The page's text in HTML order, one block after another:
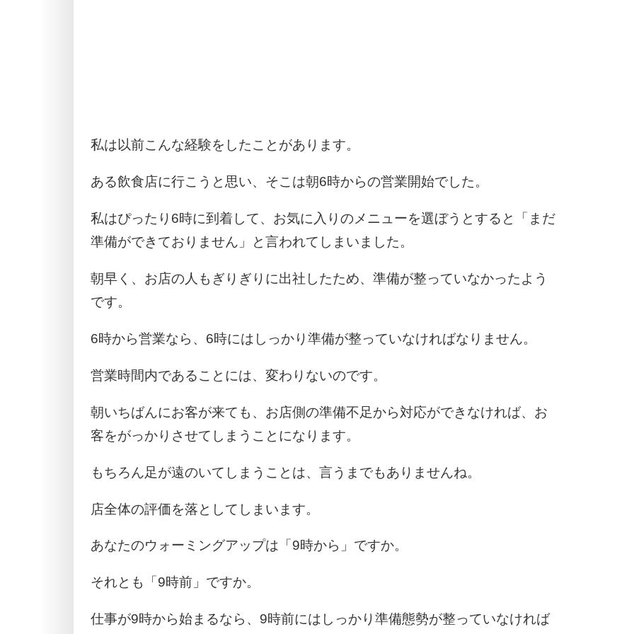
私は以前こんな経験をしたことがあります。
ある飲食店に行こうと思い、そこは朝6時からの営業開始でした。
私はぴったり6時に到着して、お気に入りのメニューを選ぼうとすると「まだ
準備ができておりません」と言われてしまいました。
朝早く、お店の人もぎりぎりに出社したため、準備が整っていなかったよう
です。
6時から営業なら、6時にはしっかり準備が整っていなければなりません。
営業時間内であることには、変わりないのです。
朝いちばんにお客が来ても、お店側の準備不足から対応ができなければ、お
客をがっかりさせてしまうことになります。
もちろん足が遠のいてしまうことは、言うまでもありませんね。
店全体の評価を落としてしまいます。
あなたのウォーミングアップは「9時から」ですか。
それとも「9時前」ですか。
仕事が9時から始まるなら、9時前にはしっかり準備態勢が整っていなければ